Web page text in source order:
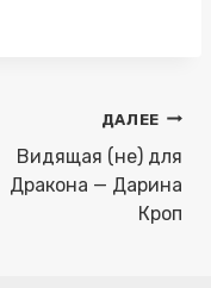
ДАЛЕЕ
Видящая (не) для
Дракона — Дарина
Кроп